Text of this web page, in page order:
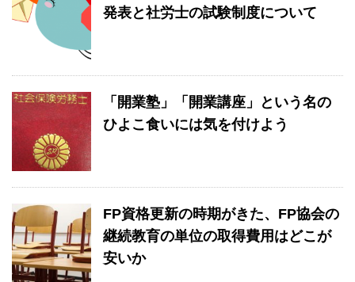
発表と社労士の試験制度について
「開業塾」「開業講座」という名の
ひよこ食いには気を付けよう
FP資格更新の時期がきた、FP協会の
継続教育の単位の取得費用はどこが
安いか